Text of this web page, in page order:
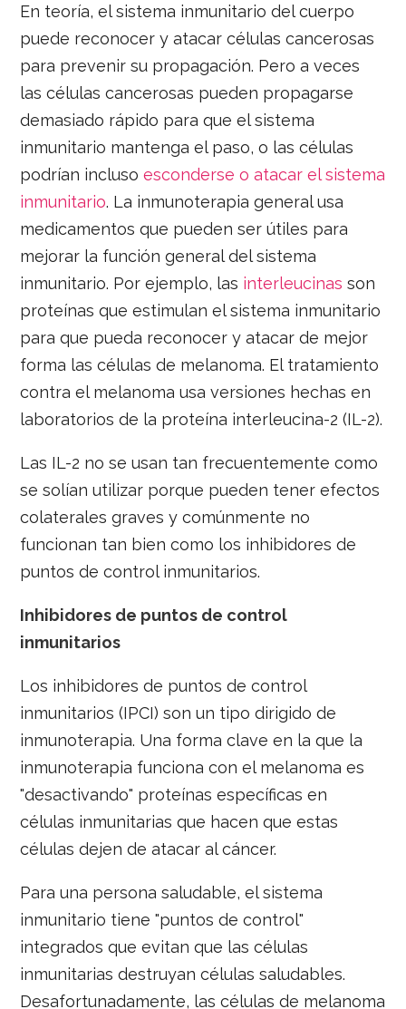
En teoría, el sistema inmunitario del cuerpo
puede reconocer y atacar células cancerosas
para prevenir su propagación. Pero a veces
las células cancerosas pueden propagarse
demasiado rápido para que el sistema
inmunitario mantenga el paso, o las células
podrían inclusoesconderse o atacar el sistema
inmunitario. La inmunoterapia general usa
medicamentos que pueden ser útiles para
mejorar la función general del sistema
inmunitario. Por ejemplo, las interleucinas son
proteínas que estimulan el sistema inmunitario
para que pueda reconocer y atacar de mejor
forma las células de melanoma. El tratamiento
contra el melanoma usa versiones hechas en
laboratorios de la proteína interleucina-2 (IL-2).
Las IL-2 no se usan tan frecuentemente como
se solían utilizar porque pueden tener efectos
colaterales graves y comúnmente no
funcionan tan bien como los inhibidores de
puntos de control inmunitarios.
Inhibidores de puntos de control
inmunitarios
Los inhibidores de puntos de control
inmunitarios (IPCI) son un tipo dirigido de
inmunoterapia. Una forma clave en la que la
inmunoterapia funciona con el melanoma es
"desactivando" proteínas específicas en
células inmunitarias que hacen que estas
células dejen de atacar al cáncer.
Para una persona saludable, el sistema
inmunitario tiene "puntos de control"
integrados que evitan que las células
inmunitarias destruyan células saludables.
Desafortunadamente, las células de melanoma